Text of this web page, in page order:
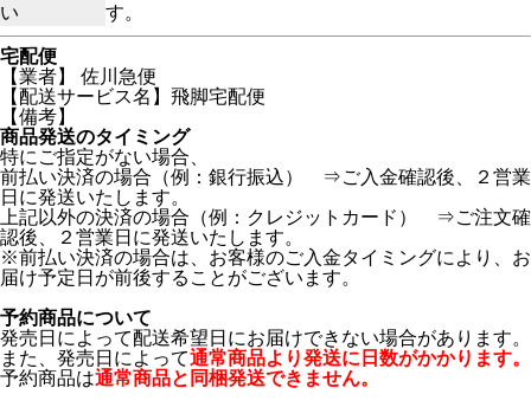
い す。
宅配便
【業者】 佐川急便
【配送サービス名】飛脚宅配便
【備考】
商品発送のタイミング
特にご指定がない場合、
前払い決済の場合（例：銀行振込） ⇒ご入金確認後、２営業
日に発送いたします。
上記以外の決済の場合（例：クレジットカード） ⇒ご注文確
認後、２営業日に発送いたします。
※前払い決済の場合は、お客様のご入金タイミングにより、お
届け予定日が前後することがございます。
予約商品について
発売日によって配送希望日にお届けできない場合があります。
また、発売日によって通常商品より発送に日数がかかります。
予約商品は通常商品と同梱発送できません。